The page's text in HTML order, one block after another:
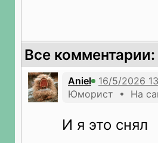
Все комментарии:
Aniel
Юморист • На
И я это снял